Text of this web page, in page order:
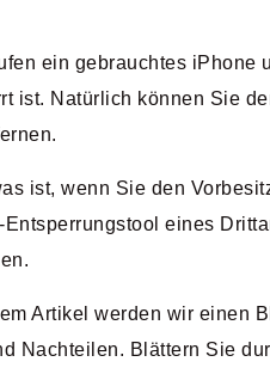
ein gebrauchtes iPhone
ist. Natürlich können Sie
ist, wenn Sie den
Entsperrungstool eines
Artikel werden wir einen
Nachteilen. Blättern Sie